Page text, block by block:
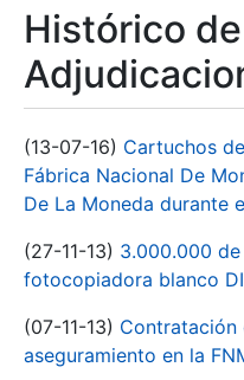
Histórico de
(13-07-16) Cartuchos
Fábrica Nacional De
De La Moneda durante
(27-11-13) 3.000.000
fotocopiadora blanco
(07-11-13) Contratación
aseguramiento en la